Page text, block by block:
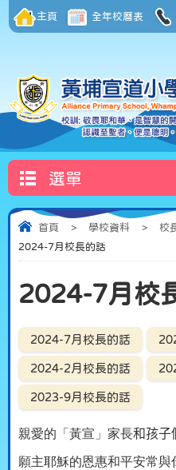
主頁 全年校曆表
選單
首頁 > 學校資料 > 校
2024-7月校長的話
2024-7月校
2024-7月校長的話
2024-2月校長的話
2023-9月校長的話
親愛的「黃宣」家長和孩子
願主耶穌的恩惠和平安常與